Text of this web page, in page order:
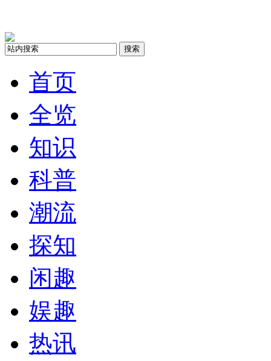
搜索
首页
全览
知识
科普
潮流
探知
闲趣
娱趣
热讯